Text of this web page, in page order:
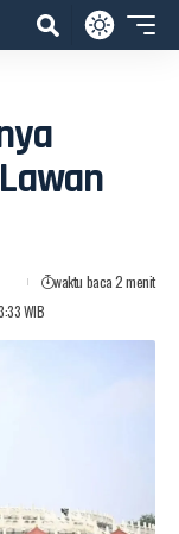
WIB
waktu baca 2 menit